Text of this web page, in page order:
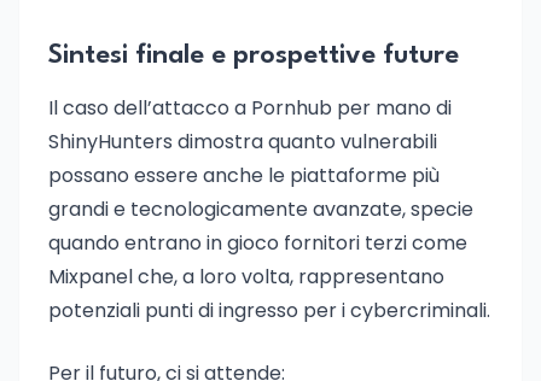
Sintesi finale e prospettive future
Il caso dell’attacco a Pornhub per mano di
ShinyHunters dimostra quanto vulnerabili
possano essere anche le piattaforme più
grandi e tecnologicamente avanzate, specie
quando entrano in gioco fornitori terzi come
Mixpanel che, a loro volta, rappresentano
potenziali punti di ingresso per i cybercriminali.
Per il futuro, ci si attende: